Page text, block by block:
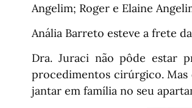
Angelim; Roger e Elaine
Anália Barreto esteve a frete
Dra. Juraci não pôde estar
procedimentos cirúrgico. Mas
jantar em família no seu